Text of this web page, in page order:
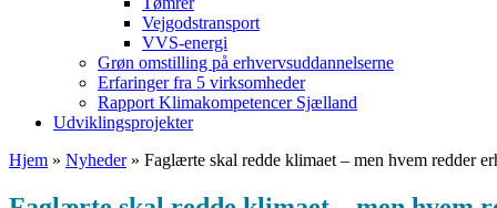
Vejgodstransport
VVS-energi
Grøn omstilling på erhvervsuddannelserne
Erfaringer fra 5 virksomheder
Rapport Klimakompetencer Sjælland
Udviklingsprojekter
Hjem » Nyheder» Faglærte skal redde klimaet – men hvem redder